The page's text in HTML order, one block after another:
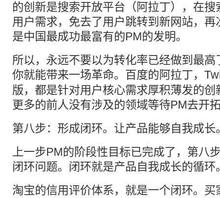
的创新是搜索开放平台（阿拉丁），在
用户需求，免去了用户跳转到新网站，
是中国最成功最富有的PM的发明。
所以，永远不要以为转化率已经做到最
你就能带来一场革命。 百度的阿拉丁，
版，都是针对用户核心需求厚积薄发的
更多的前人没有涉及的领域等待PM去开
第八步：形成闭环。让产品能够自我成长
上一步PM的阶段性目标已完成了，第八
闭环问题。闭环就是产品自我成长的循环
淘宝的信用评价体系，就是一个闭环。